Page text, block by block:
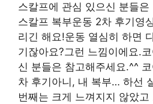
스칼프에 관심 있으신 분들은
스칼프 복부운동 2차 후기영
리긴 해요!운동 열심히 하면
기잖아요?그런 느낌이에요.
신 분들은 참고해주세요.^^
차 후기아니, 내 복부… 하선
번째는 크게 느껴지지 않았